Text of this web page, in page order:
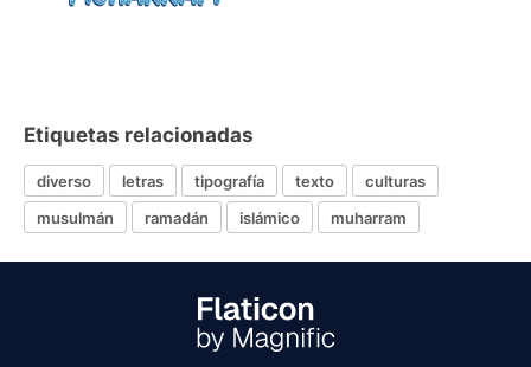
Etiquetas relacionadas
diverso letras tipografía texto
culturas
musulmán
ramadán islámico muharram